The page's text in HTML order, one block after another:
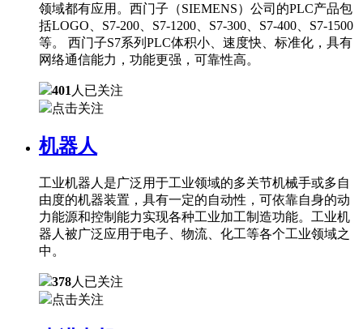
领域都有应用。西门子（SIEMENS）公司的PLC产品包
括LOGO、S7-200、S7-1200、S7-300、S7-400、S7-1500
等。 西门子S7系列PLC体积小、速度快、标准化，具有
网络通信能力，功能更强，可靠性高。
401 人已关注
点击关注
机器人
工业机器人是广泛用于工业领域的多关节机械手或多自
由度的机器装置，具有一定的自动性，可依靠自身的动
力能源和控制能力实现各种工业加工制造功能。工业机
器人被广泛应用于电子、物流、化工等各个工业领域之
中。
378人已关注
点击关注